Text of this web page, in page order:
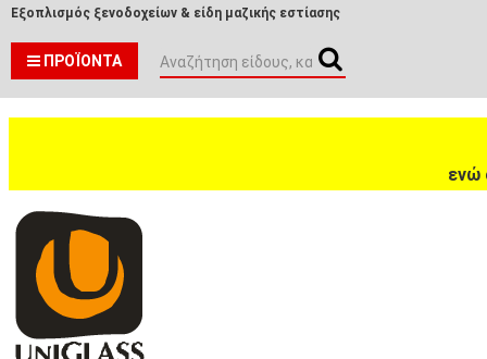
Εξοπλισμός ξενοδοχείων & είδη μαζικής εστίασης
ΠΡΟΪΌΝΤΑ
ενώ